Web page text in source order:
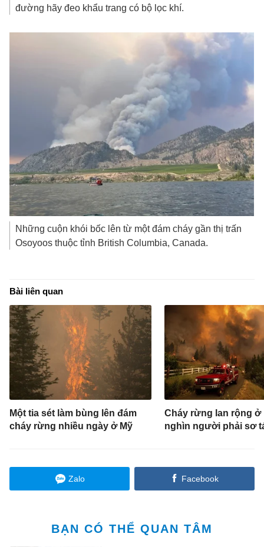
đường hãy đeo khẩu trang có bộ lọc khí.
Những cuộn khói bốc lên từ một đám cháy gần thị trấn
Osoyoos thuộc tỉnh British Columbia, Canada.
Bài liên quan
Một tia sét làm bùng lên đám
cháy rừng nhiều ngày ở Mỹ
Cháy rừng lan rộng ở
nghìn người phải sơ
Zalo Facebook
BẠN CÓ THỂ QUAN TÂM